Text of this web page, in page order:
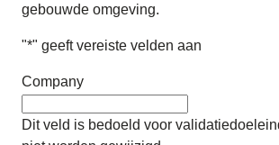
gebouwde omgeving.
"*" geeft vereiste velden aan
Company
Dit veld is bedoeld voor